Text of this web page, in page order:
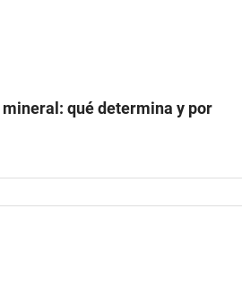
mineral: qué determina y por